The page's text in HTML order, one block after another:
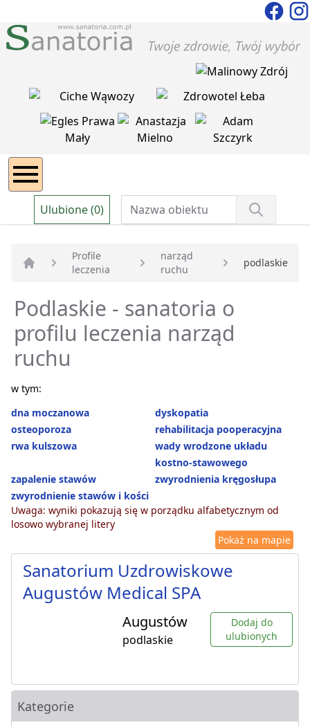
Ulubione (0)
Strona główna
Profile
leczenia
narząd
ruchu
podlaskie
Podlaskie - sanatoria o
profilu leczenia narząd
ruchu
w tym:
dna moczanowa
dyskopatia
osteoporoza
rehabilitacja pooperacyjna
rwa kulszowa
wady wrodzone układu
kostno-stawowego
zapalenie stawów
zwyrodnienia kręgosłupa
zwyrodnienie stawów i kości
Uwaga: wyniki pokazują się w porządku alfabetycznym od
losowo wybranej litery
Pokaż na mapie
Sanatorium Uzdrowiskowe
Augustów Medical SPA
Augustów
podlaskie
Dodaj do
ulubionych
Kategorie